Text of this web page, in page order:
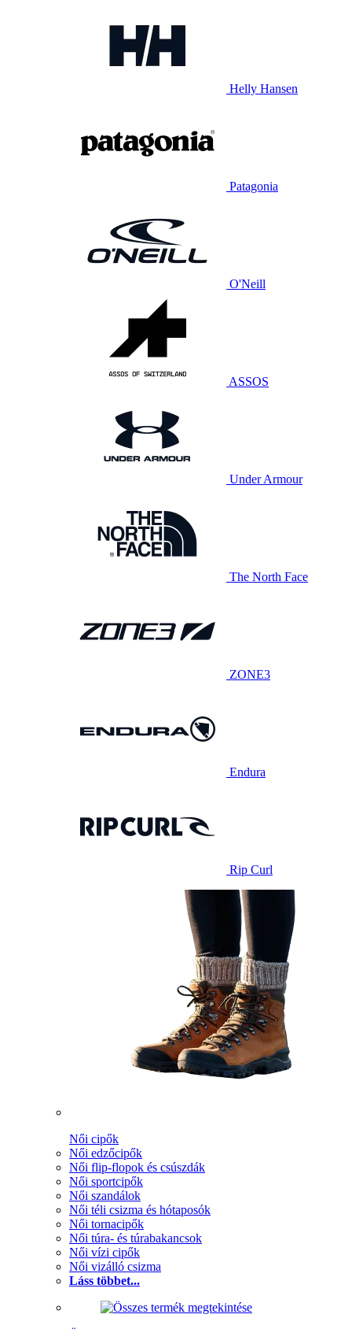
Helly Hansen
Patagonia
O'Neill
ASSOS
Under Armour
The North Face
ZONE3
Endura
Rip Curl
Női cipők
Női edzőcipők
Női flip-flopok és csúszdák
Női sportcipők
Női szandálok
Női téli csizma és hótaposók
Női tornacipők
Női túra- és túrabakancsok
Női vízi cipők
Női vizálló csizma
Láss többet...